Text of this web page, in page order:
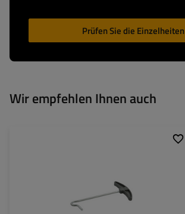
Prüfen Sie die Einzelheiten
Wir empfehlen Ihnen auch